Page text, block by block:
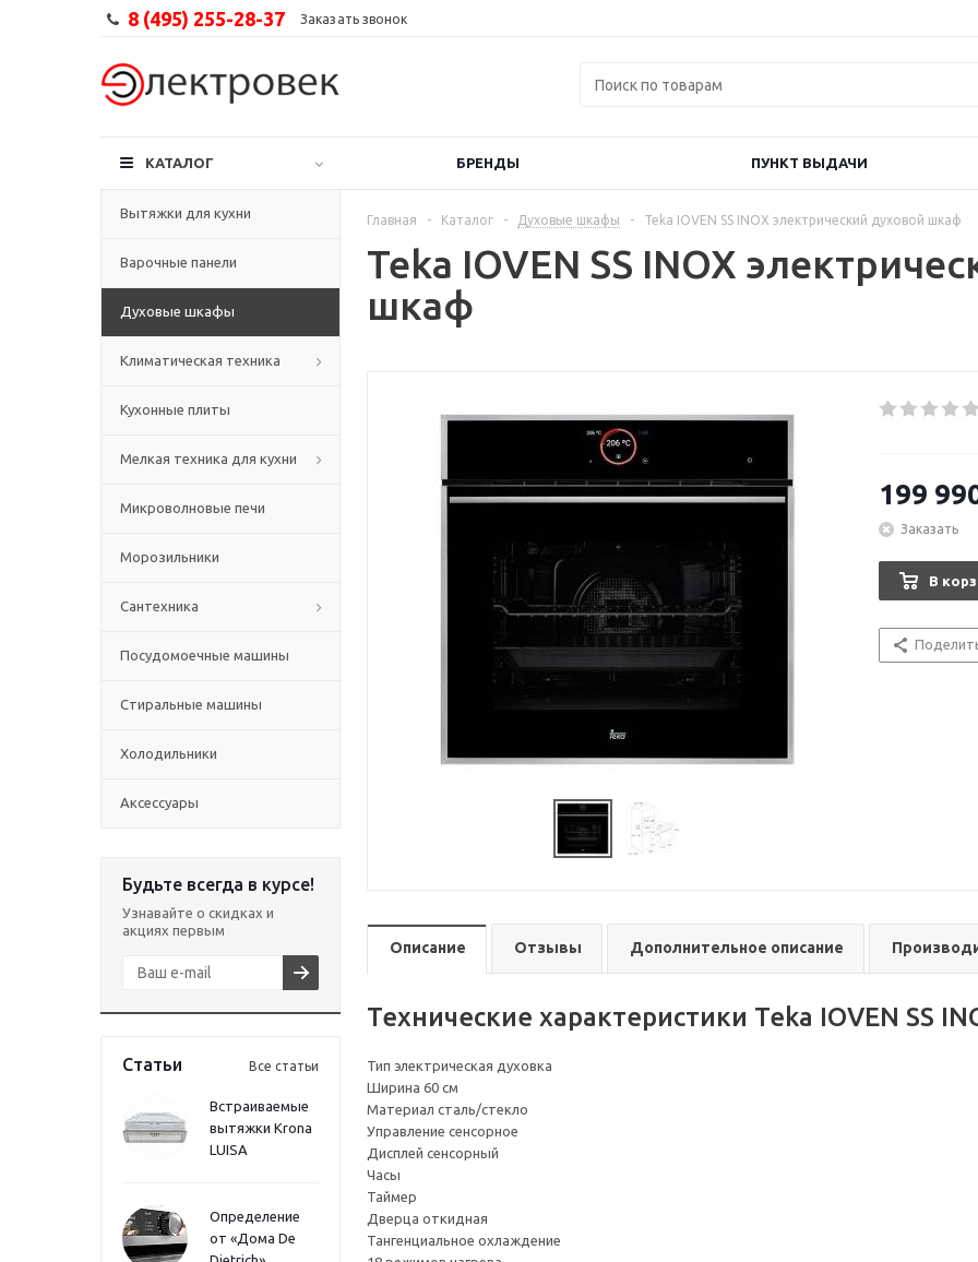
8 (495) 255-28-37 Заказать звонок
КАТАЛОГ БРЕНДЫ ПУНКТ ВЫДАЧИ
Вытяжки для кухни
Варочные панели
Духовые шкафы
Климатическая техника
Кухонные плиты
Мелкая техника для кухни
Микроволновые печи
Морозильники
Сантехника
Посудомоечные машины
Стиральные машины
Холодильники
Аксессуары
Будьте всегда в курсе!
Узнавайте о скидках и
акциях первым
Статьи Все статьи
Встраиваемые
вытяжки Krona
LUISA
Определение
от «Дома De
Главная - Каталог - Духовые шкафы - Teka IOVEN SS INOX электрический духовой шкаф
Teka IOVEN SS INOX
шкаф
199
Заказать
В
Описание Отзывы Дополнительное описание
Технические характеристики Teka IOVEN SS
Тип электрическая духовка
Ширина 60 см
Материал сталь/стекло
Управление сенсорное
Дисплей сенсорный
Часы
Таймер
Дверца откидная
Тангенциальное охлаждение